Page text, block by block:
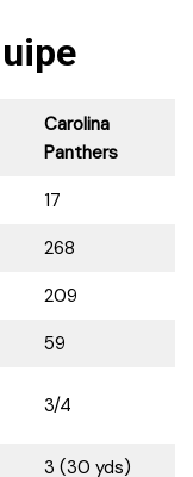
Carolina
Panthers
17
268
209
59
3/4
3 (30 yds)